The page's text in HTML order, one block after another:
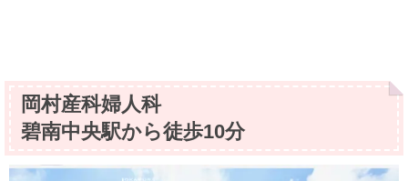
岡村産科婦人科
碧南中央駅から徒歩10分